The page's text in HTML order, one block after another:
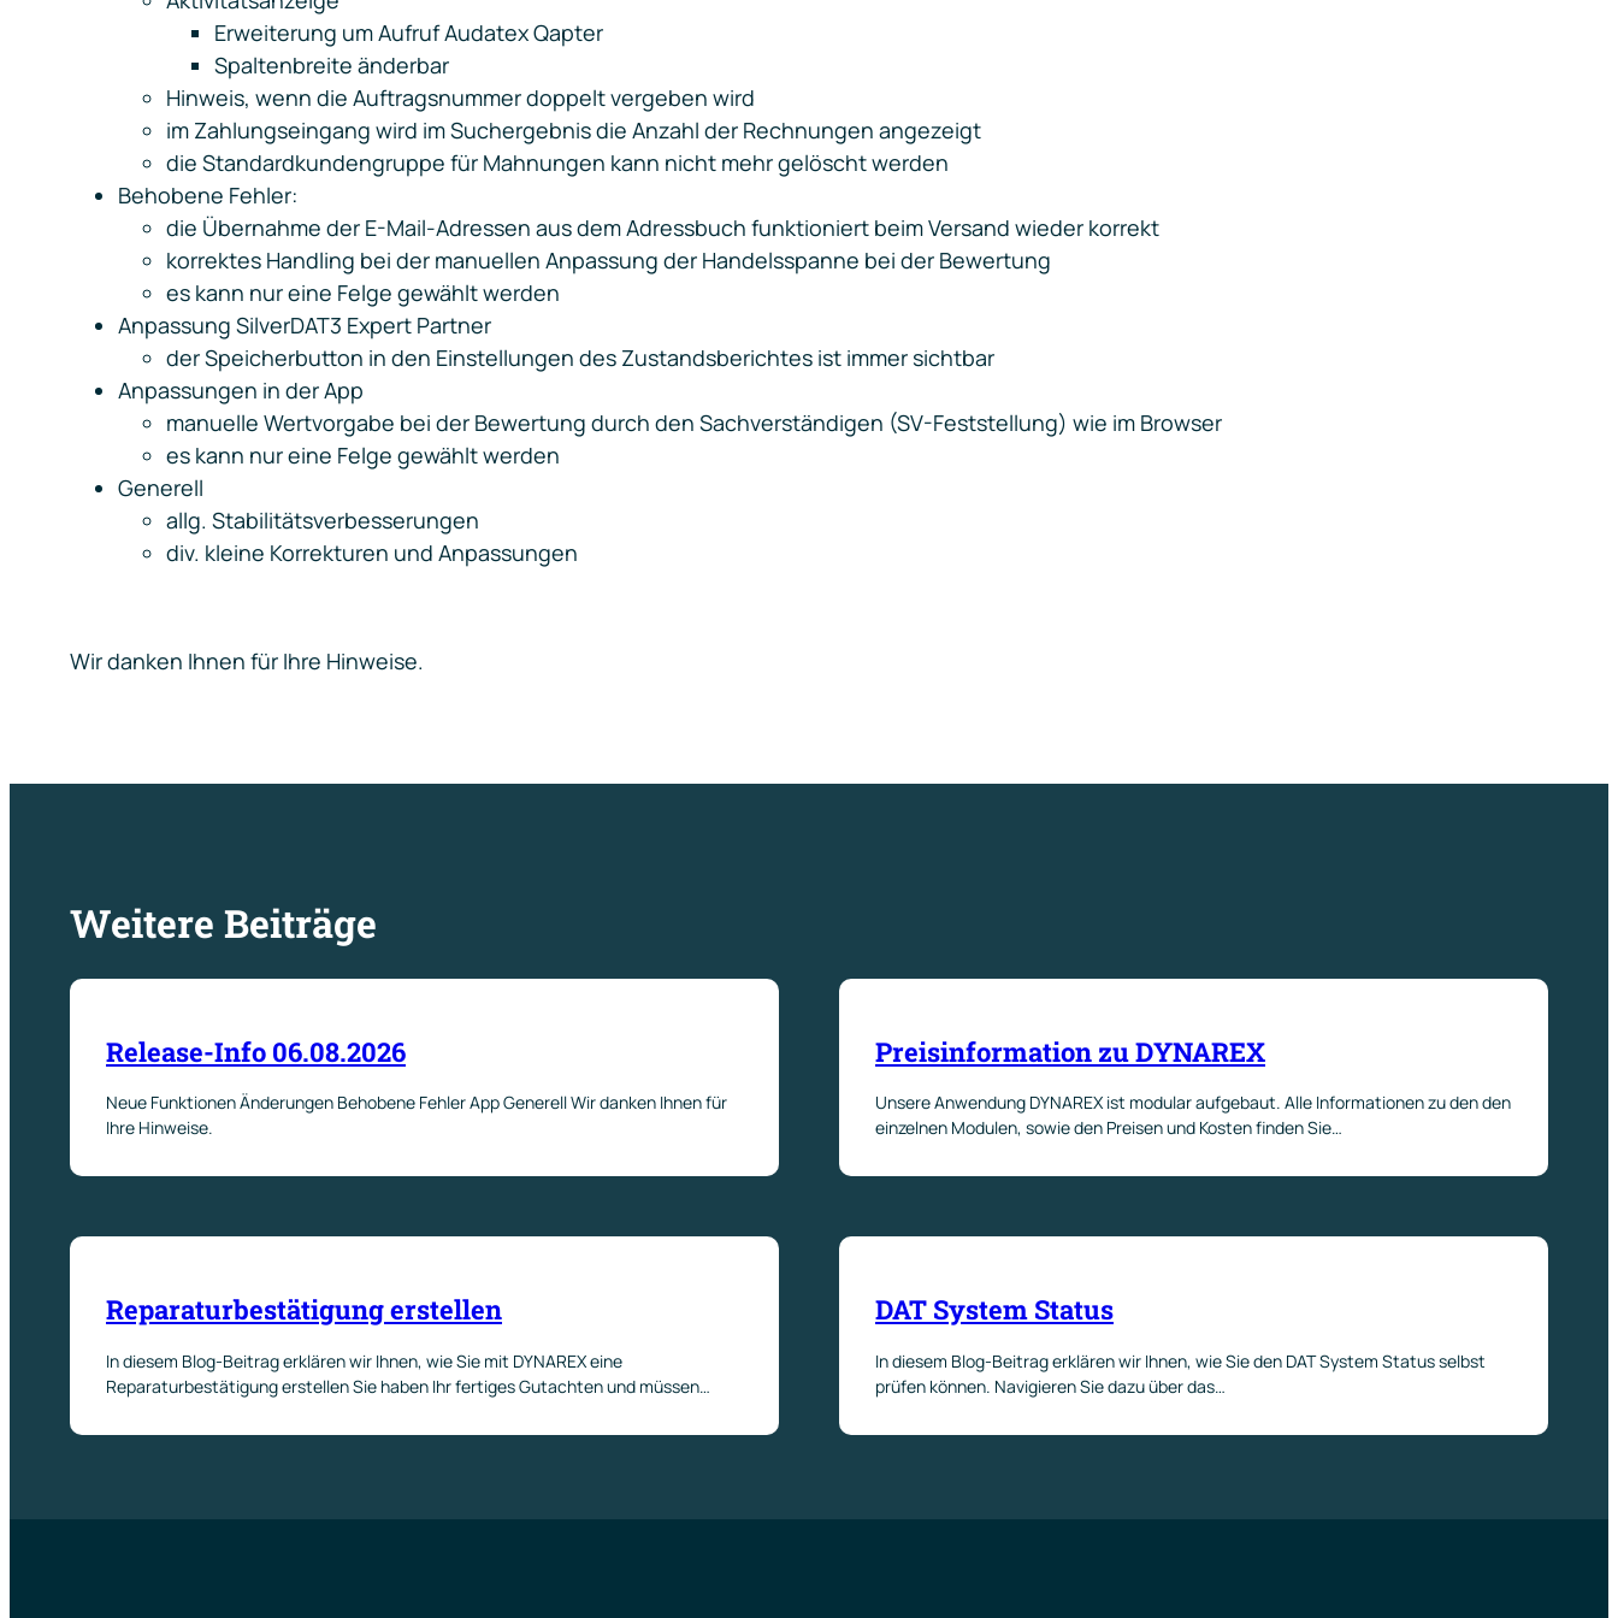
Erweiterung um Aufruf Audatex Qapter
Spaltenbreite änderbar
Hinweis, wenn die Auftragsnummer doppelt vergeben wird
im Zahlungseingang wird im Suchergebnis die Anzahl der Rechnungen angezeigt
die Standardkundengruppe für Mahnungen kann nicht mehr gelöscht werden
Behobene Fehler:
die Übernahme der E-Mail-Adressen aus dem Adressbuch funktioniert beim Versand wieder korrekt
korrektes Handling bei der manuellen Anpassung der Handelsspanne bei der Bewertung
es kann nur eine Felge gewählt werden
Anpassung SilverDAT3 Expert Partner
der Speicherbutton in den Einstellungen des Zustandsberichtes ist immer sichtbar
Anpassungen in der App
manuelle Wertvorgabe bei der Bewertung durch den Sachverständigen (SV-Feststellung) wie im Browser
es kann nur eine Felge gewählt werden
Generell
allg. Stabilitätsverbesserungen
div. kleine Korrekturen und Anpassungen
Wir danken Ihnen für Ihre Hinweise.
Weitere Beiträge
Release-Info 06.08.2026
Neue Funktionen Änderungen Behobene Fehler App Generell Wir danken Ihnen für
Ihre Hinweise.
Preisinformation zu DYNAREX
Unsere Anwendung DYNAREX ist modular aufgebaut. Alle Informationen zu den den
einzelnen Modulen, sowie den Preisen und Kosten finden Sie…
Reparaturbestätigung erstellen
In diesem Blog-Beitrag erklären wir Ihnen, wie Sie mit DYNAREX eine
Reparaturbestätigung erstellen Sie haben Ihr fertiges Gutachten und müssen…
DAT System Status
In diesem Blog-Beitrag erklären wir Ihnen, wie Sie den DAT System Status selbst
prüfen können. Navigieren Sie dazu über das…